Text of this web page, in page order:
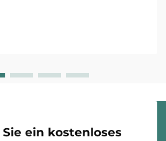
und Fast-Fashion-
ein kostenloses